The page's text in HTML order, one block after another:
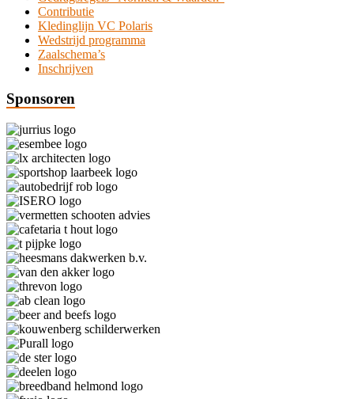
Contributie
Kledinglijn VC Polaris
Wedstrijd programma
Zaalschema’s
Inschrijven
Sponsoren